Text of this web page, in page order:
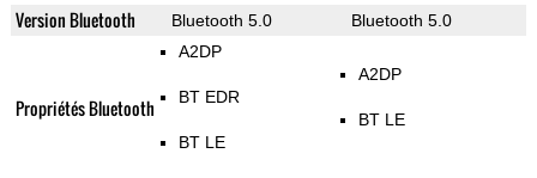
Version Bluetooth Bluetooth 5.0 Bluetooth 5.0
Propriétés Bluetooth
A2DP
BT EDR
BT LE
A2DP
BT LE